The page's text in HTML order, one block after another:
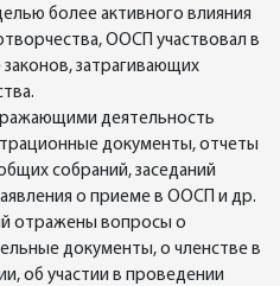
более активного влияния
ООСП участвовал в
затрагивающих
деятельность
документы, отчеты
собраний, заседаний
о приеме в ООСП и др.
отражены вопросы о
документы, о членстве в
об участии в проведении